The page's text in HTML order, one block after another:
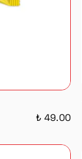
₺ 49.00